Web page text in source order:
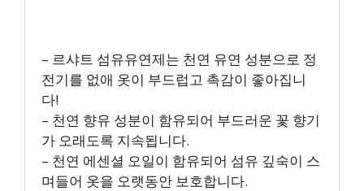
– 르샤트 섬유유연제는 천연 유연 성분으로 정
전기를 없애 옷이 부드럽고 촉감이 좋아집니
다!
– 천연 향유 성분이 함유되어 부드러운 꽃 향기
가 오래도록 지속됩니다.
– 천연 에센셜 오일이 함유되어 섬유 깊숙이 스
며들어 옷을 오랫동안 보호합니다.